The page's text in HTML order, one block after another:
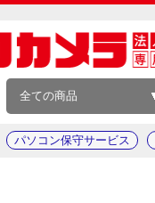
全ての商品
パソコン保守サービス